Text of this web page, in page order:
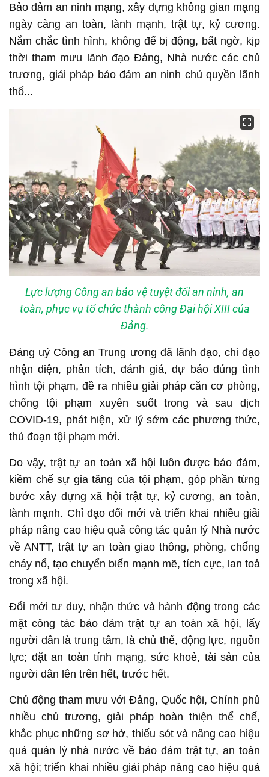
Bảo đảm an ninh mạng, xây dựng không gian mạng
ngày càng an toàn, lành mạnh, trật tự, kỷ cương.
Nắm chắc tình hình, không để bị động, bất ngờ, kịp
thời tham mưu lãnh đạo Đảng, Nhà nước các chủ
trương, giải pháp bảo đảm an ninh chủ quyền lãnh
thổ...
Lực lượng Công an bảo vệ tuyệt đối an ninh, an
toàn, phục vụ tổ chức thành công Đại hội XIII của
Đảng.
Đảng uỷ Công an Trung ương đã lãnh đạo, chỉ đạo
nhận diện, phân tích, đánh giá, dự báo đúng tình
hình tội phạm, đề ra nhiều giải pháp căn cơ phòng,
chống tội phạm xuyên suốt trong và sau dịch
COVID-19, phát hiện, xử lý sớm các phương thức,
thủ đoạn tội phạm mới.
Do vậy, trật tự an toàn xã hội luôn được bảo đảm,
kiềm chế sự gia tăng của tội phạm, góp phần từng
bước xây dựng xã hội trật tự, kỷ cương, an toàn,
lành mạnh. Chỉ đạo đổi mới và triển khai nhiều giải
pháp nâng cao hiệu quả công tác quản lý Nhà nước
về ANTT, trật tự an toàn giao thông, phòng, chống
cháy nổ, tạo chuyển biến mạnh mẽ, tích cực, lan toả
trong xã hội.
Đổi mới tư duy, nhận thức và hành động trong các
mặt công tác bảo đảm trật tự an toàn xã hội, lấy
người dân là trung tâm, là chủ thể, động lực, nguồn
lực; đặt an toàn tính mạng, sức khoẻ, tài sản của
người dân lên trên hết, trước hết.
Chủ động tham mưu với Đảng, Quốc hội, Chính phủ
nhiều chủ trương, giải pháp hoàn thiện thể chế,
khắc phục những sơ hở, thiếu sót và nâng cao hiệu
quả quản lý nhà nước về bảo đảm trật tự, an toàn
xã hội; triển khai nhiều giải pháp nâng cao hiệu quả